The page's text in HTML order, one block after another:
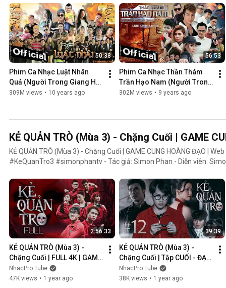
50:38
Phim Ca Nhạc Luật Nhân
Quả (Người Trong Giang Hồ
4) - Lâm Chấn Khang 2016
309M views • 10 years ago
56:53
Phim Ca Nhạc Thần Thám
Trần Hạo Nam (Người Trong
Giang Hồ 5) - Lâm Chấn
302M views • 9 years ago
KẺ QUẢN TRÒ (Mùa 3) - Chặng Cuối | GAME
KẺ QUẢN TRÒ (Mùa 3) - Chặng Cuối | GAME CUNG HOÀNG ĐẠO |
#KeQuanTro3 #simonphantv - Tác giả: Simon Phan - Diễn viên: Simon Phan, Bnat, Huỳnh Nhựt,
hơi hướng của show truyền hình thực tế, nhưng dần trở nên đen tối
người chiến thắng cuối cùng?. Mục đích của KẺ QUẢN TRÒ là gì?. Và
mặt nạ. Tất cả sẽ tiết lộ trong seri web drama KẺ QUẢN TRÒ (Mùa
Huỳnh Nhựt _ Diễn viên Huỳnh Nhựt Bnat _ Ca sĩ Bnat Bảo Ngân _
TikToker Trúc Khánh Duy _ Nghệ sĩ Khánh Duy Simon Phan _ Em trai
2:56:33
KẺ QUẢN TRÒ (Mùa 3) -
Chặng Cuối | FULL 4K | GAME
CUNG HOÀNG ĐẠO || Web
Drama 2025
NhacPro Tube
47K views • 1 year ago
39:39
KẺ QUẢN TRÒ (Mùa 3) -
Chặng Cuối | Tập CUỐI - ĐẠI
KẾT CỤC | GAME CUNG
HOÀNG ĐẠO || Web Drama
NhacPro Tube
38K views • 1 year ago